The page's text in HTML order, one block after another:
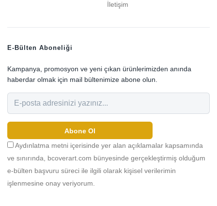
İletişim
E-Bülten Aboneliği
Kampanya, promosyon ve yeni çıkan ürünlerimizden anında
haberdar olmak için mail bültenimize abone olun.
Abone Ol
Aydınlatma metni içerisinde yer alan açıklamalar kapsamında
ve sınırında, bcoverart.com bünyesinde gerçekleştirmiş olduğum
e-bülten başvuru süreci ile ilgili olarak kişisel verilerimin
işlenmesine onay veriyorum.